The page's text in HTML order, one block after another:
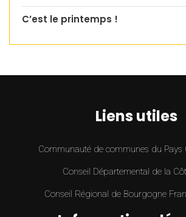
C’est le printemps !
Liens utiles
Communauté de communes du Pays
Conseil Départemental de la
Conseil Régional de Bourgogne